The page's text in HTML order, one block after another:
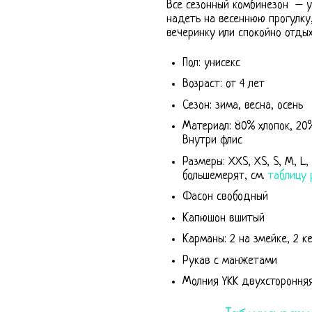
Все сезонный комбинезон –
надеть на весеннюю
вечеринку или спокойно
Пол: унисекс
Возраст: от 4 лет
Сезон: зима, весна, осень
Материал: 80% хлопок,
Внутри флис
Размеры: XXS, XS, S, M, L,
большемерят, см.таблицу
Фасон свободный
Капюшон вшитый
Карманы: 2 на змейке, 2
Рукав с манжетами
Молния YKK